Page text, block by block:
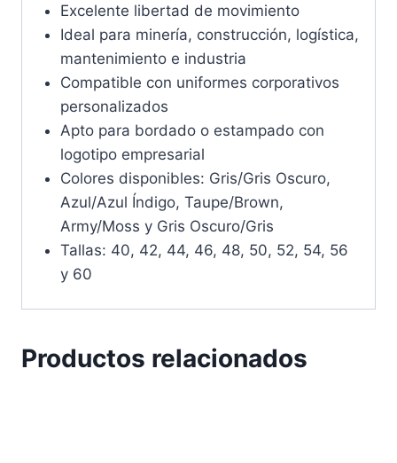
Excelente libertad de movimiento
Ideal para minería, construcción, logística,
mantenimiento e industria
Compatible con uniformes corporativos
personalizados
Apto para bordado o estampado con
logotipo empresarial
Colores disponibles: Gris/Gris Oscuro,
Azul/Azul Índigo, Taupe/Brown,
Army/Moss y Gris Oscuro/Gris
Tallas: 40, 42, 44, 46, 48, 50, 52, 54, 56
y 60
Productos relacionados